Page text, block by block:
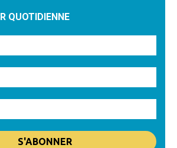
QUOTIDIENNE